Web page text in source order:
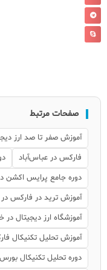
صفحات مرتبط
آموزش صفر تا صد ارز
فارکس در عباس‌آباد
دوره جامع پرایس اکشن
آموزش ترید در فارکس
آموزشگاه ارز دیجیتال در
آموزش تحلیل تکنیکال
دوره تحلیل تکنیکال